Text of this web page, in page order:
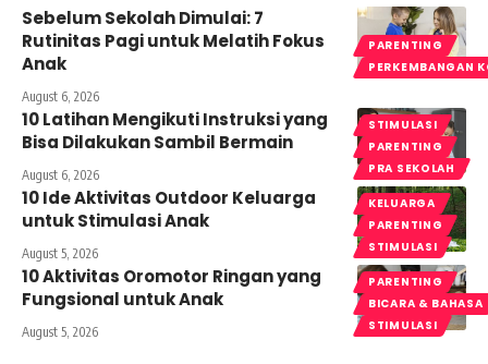
PARENTING
PERKEMBANGAN
Sebelum Sekolah Dimulai: 7
Rutinitas Pagi untuk Melatih Fokus
Anak
August 6, 2026
STIMULASI
PARENTING
PRA SEKOLAH
10 Latihan Mengikuti Instruksi yang
Bisa Dilakukan Sambil Bermain
August 6, 2026
KELUARGA
PARENTING
STIMULASI
10 Ide Aktivitas Outdoor Keluarga
untuk Stimulasi Anak
August 5, 2026
PARENTING
BICARA & BAHASA
STIMULASI
10 Aktivitas Oromotor Ringan yang
Fungsional untuk Anak
August 5, 2026